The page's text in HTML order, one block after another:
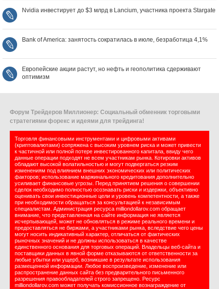
Nvidia инвестирует до $3 млрд в Lancium, участника проекта Stargate
Bank of America: занятость сократилась в июле, безработица 4,1%
Европейские акции растут, но нефть и геополитика сдерживают
оптимизм
Форум Трейдеров Миллионер: Социальный обменник торговыми
стратегиями форекс и идеями для трейдинга!
Торговля финансовыми инструментами и цифровыми активами
(криптовалютами) сопряжена с высоким уровнем риска и может привести
к частичной или полной потере инвестированного капитала, ввиду чего
данные операции подходят не всем участникам рынка. Котировки активов
обладают высокой волатильностью и могут подвергаться резким
изменениям под влиянием внешних экономических или политических
факторов; использование маржинального кредитования дополнительно
усиливает финансовые угрозы. Перед принятием решения о совершении
сделок необходимо полностью осознавать риски и издержки, объективно
оценивать свои инвестиционные цели и уровень компетентности, а также
при необходимости обращаться за консультацией к независимым
специалистам. Администрация ресурса milliondollarov.com обращает
внимание, что представленная на сайте информация не является
исчерпывающей, может не обновляться в режиме реального времени и
предоставляться не биржами, а участниками рынка, вследствие чего цены
могут носить индикативный характер, отличаться от фактических
рыночных значений и не должны использоваться в качестве
единственного основания для торговых операций. Владельцы веб-сайта и
поставщики данных в явной форме отказываются от ответственности за
любые убытки или ущерб, возникшие в результате использования
размещенной информации. Любое воспроизведение, изменение или
распространение данных сайта без предварительного письменного
разрешения правообладателей строго запрещено. Ресурс
milliondollarov.com может получать комиссионное вознаграждение от